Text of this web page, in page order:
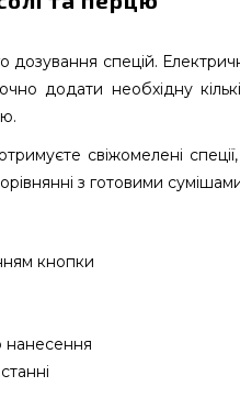
дозування спецій.
додати необхідну
свіжомелені спеції,
з готовими
кнопки
нанесення